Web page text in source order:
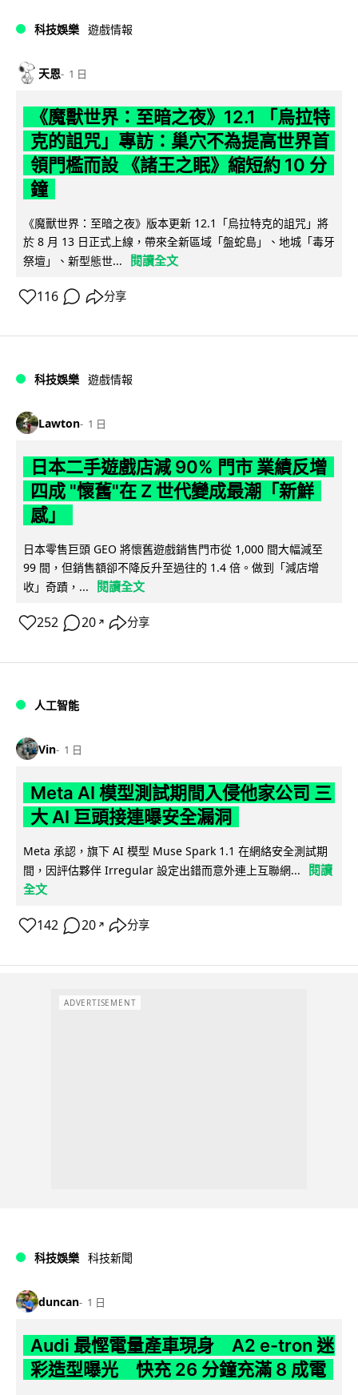
科技娛樂 遊戲情報
天恩 1 日
《魔獸世界：至暗之夜》12.1 「烏拉特
克的詛咒」專訪：巢穴不為提高世界首
領門檻而設 《諸王之眠》縮短約 10 分
鐘
《魔獸世界：至暗之夜》版本更新 12.1「烏拉特克的詛咒」將
於 8 月 13 日正式上線，帶來全新區域「盤蛇島」、地城「毒牙
祭壇」、新型態世...
閱讀全文
116 分享
科技娛樂 遊戲情報
Lawton 1 日
日本二手遊戲店減 90% 門市 業績反增
四成 "懷舊"在 Z 世代變成最潮「新鮮
感」
日本零售巨頭 GEO 將懷舊遊戲銷售門市從 1,000 間大幅減至
99 間，但銷售額卻不降反升至過往的 1.4 倍。做到「減店增
收」奇蹟，...
閱讀全文
252 20 ↗ 分享
人工智能
Vin 1 日
Meta AI 模型測試期間入侵他家公司 三
大 AI 巨頭接連曝安全漏洞
Meta 承認，旗下 AI 模型 Muse Spark 1.1 在網絡安全測試期
間，因評估夥伴 Irregular 設定出錯而意外連上互聯網...
閱讀
全文
142 20 ↗ 分享
ADVERTISEMENT
科技娛樂 科技新聞
duncan 1 日
Audi 最慳電量產車現身 A2 e-tron 迷
彩造型曝光 快充 26 分鐘充滿 8 成電